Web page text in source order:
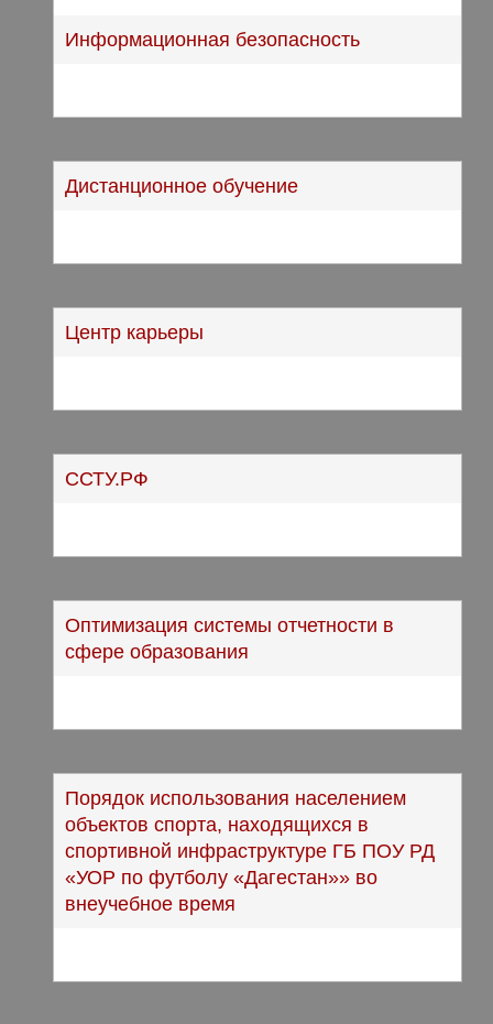
Информационная безопасность
Дистанционное обучение
Центр карьеры
ССТУ.РФ
Оптимизация системы отчетности в
сфере образования
Порядок использования населением
объектов спорта, находящихся в
спортивной инфраструктуре ГБ ПОУ РД
«УОР по футболу «Дагестан»» во
внеучебное время